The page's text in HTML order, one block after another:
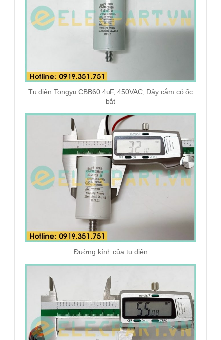
Tụ điện Tongyu CBB60 4uF, 450VAC, Dây cắm có ốc
bắt
Đường kính của tụ điện